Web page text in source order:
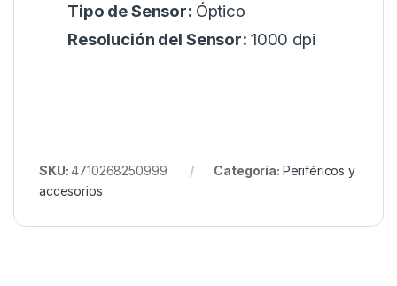
Tipo de Sensor: Óptico
Resolución del Sensor: 1000 dpi
SKU:4710268250999 Categoría: Periféricos y
accesorios